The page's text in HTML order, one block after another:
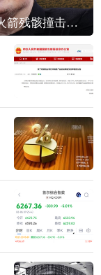
SpaceX火箭残骸撞击月球